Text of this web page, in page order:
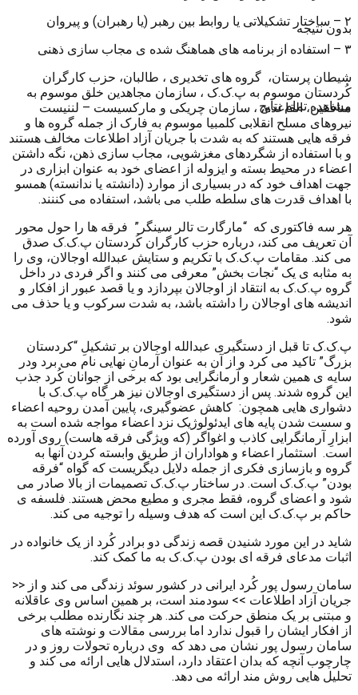
بدون نتیجه
مشاهده تمام نتایج
۲ – ساختار تشکیلاتی یا روابط بین رهبر (یا رهبران) و پیروان
۳ – استفاده از برنامه های هماهنگ شده ی مجاب سازی ذهنی
شیطان پرستان، گروه های تخدیری ، طالبان، حزب کارگران
کُردستان موسوم به پ.ک.ک ، سازمان مجاهدین خلق موسوم به
منافقین، القاعده، ، سازمان چریکی و مارکسیست – لننیست
نیروهای مسلح انقلابی کلمبیا موسوم به فارک از جمله گروه ها و
فرقه هایی هستند که به شدت با جریان آزاد اطلاعات مخالف هستند
و با استفاده از شگردهای مغزشویی، مجاب سازی ذهن، نگه داشتن
اعضاء در محیط بسته و ایزوله از اعضای خود به عنوان ابزاری در
جهت اهداف خود که در بسیاری از موارد (دانشته یا ندانسته) همسو
با اهداف قدرت های سلطه طلب می باشد، استفاده می کننند.
هر سه فاکتوری که “مارگارت تالر سینگر” فرقه ها را حول محور
آن تعریف می کند، درباره حزب کارگران کُردستان پ.ک.ک صدق
می کند. مقامات پ.ک.ک با تکریم و ستایش عبدالله اوجالان، وی را
به مثابه ی یک “نجات بخش” معرفی می کنند و اگر فردی در داخل
گروه پ.ک.ک به انتقاد از اوجالان بپردازد و یا قصد عبور از افکار و
اندیشه های اوجالان را داشته باشد، به شدت سرکوب و یا حذف می
شود.
پ.ک.ک تا قبل از دستگیری عبدالله اوجالان بر تشکیلِ “کردستان
بزرگ” تاکید می کرد و از آن به عنوان آرمانِ نهایی نام می برد ودر
سایه ی همین شعار و آرمانگرایی بود که برخی از جوانان کُرد جذب
این گروه شدند. پس از دستگیری اوجالان نیز هر گاه پ.ک.ک با
دشواری هایی همچون: کاهش عضوگیری، پایین آمدن روحیه اعضاء
و سست شدن پایه های ایدئولوژیک نزد اعضاء مواجه شده است به
ابزارِ آرمانگرایی کاذب و اغواگر (که ویژگی فرقه هاست) روی آورده
است. استثمار اعضاء و هواداران از طریق وابسته کردن آنها به
گروه و بازسازی فکری از جمله دلایل دیگریست که گواه “فرقه
بودن” پ.ک.ک است. در ساختار پ.ک.ک تصمیمات از بالا صادر می
شود و اعضای گروه، فقط مجری و مطیع محض هستند. فلسفه ی
حاکم بر پ.ک.ک این است که هدف وسیله را توجیه می کند.
شاید در این مورد شنیدن قصه زندگی دو برادر کُرد از یک خانواده در
اثبات مدعای فرقه ای بودن پ.ک.ک به ما کمک کند.
سامان رسول پور کُرد ایرانی در کشور سوئد زندگی می کند و از <<
جریان آزاد اطلاعات >> سودمند است، بر همین اساس وی عاقلانه
و مبتنی بر یک منطق حرکت می کند. هر چند نگارنده مطلب برخی
از افکار ایشان را قبول ندارد اما بررسی مقالات و نوشته های
سامان رسول پور نشان می دهد که وی درباره تحولات روز و در
چارچوب آنچه که بدان اعتقاد دارد، استدلال هایی ارائه می کند و
تحلیل هایی روش مند ارائه می دهد.